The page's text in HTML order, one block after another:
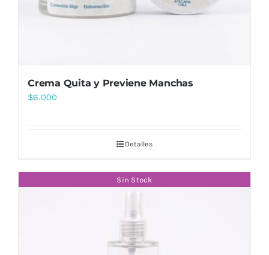
Crema Quita y Previene Manchas
$6.000
Detalles
Sin Stock